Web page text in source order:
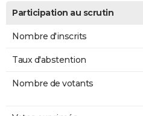
Participation au scrutin
Nombre d'inscrits
Taux d'abstention
Nombre de votants